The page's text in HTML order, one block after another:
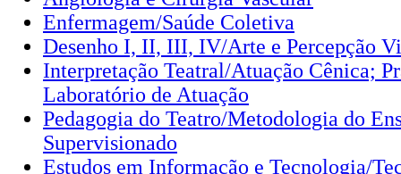
Enfermagem/Saúde Coletiva
Desenho I, II, III, IV/Arte e Percepção
Interpretação Teatral/Atuação Cênica;
Laboratório de Atuação
Pedagogia do Teatro/Metodologia do
Supervisionado
Estudos em Informação e Tecnologia/